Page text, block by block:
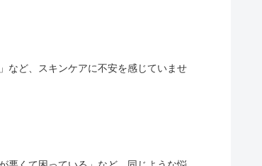
など、スキンケアに不安を感じていませ